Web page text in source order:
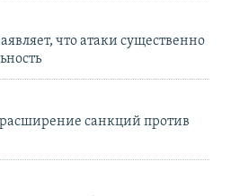
что атаки существенно
санкций против